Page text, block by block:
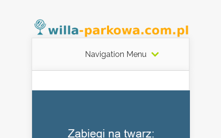
Navigation Menu